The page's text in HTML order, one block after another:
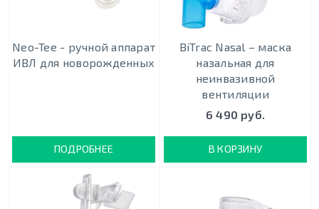
Neo-Tee - ручной аппарат
ИВЛ для новорожденных
ПОДРОБНЕЕ
BiTrac Nasal – маска
назальная для
неинвазивной
вентиляции
6 490 руб.
В КОРЗИНУ